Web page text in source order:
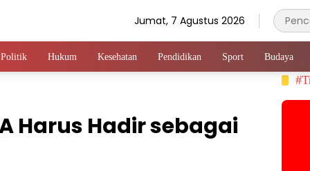
Jumat, 7 Agustus 2026
Politik Hukum Kesehatan Pendidikan Sport Budaya
Harus Hadir sebagai